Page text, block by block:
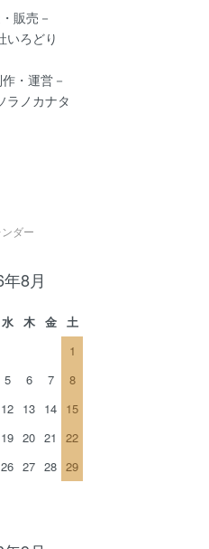
販売－
いろどり
・運営－
ラノカナタ
ダー
8月
水 木 金
土
1
5 6 7
8
12 13 14 15
19 20 21
22
26 27 28 29